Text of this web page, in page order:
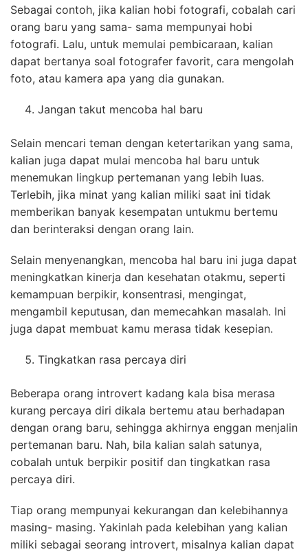
Sebagai contoh, jika kalian hobi fotografi, cobalah cari
orang baru yang sama- sama mempunyai hobi
fotografi. Lalu, untuk memulai pembicaraan, kalian
dapat bertanya soal fotografer favorit, cara mengolah
foto, atau kamera apa yang dia gunakan.
Jangan takut mencoba hal baru
Selain mencari teman dengan ketertarikan yang sama,
kalian juga dapat mulai mencoba hal baru untuk
menemukan lingkup pertemanan yang lebih luas.
Terlebih, jika minat yang kalian miliki saat ini tidak
memberikan banyak kesempatan untukmu bertemu
dan berinteraksi dengan orang lain.
Selain menyenangkan, mencoba hal baru ini juga dapat
meningkatkan kinerja dan kesehatan otakmu, seperti
kemampuan berpikir, konsentrasi, mengingat,
mengambil keputusan, dan memecahkan masalah. Ini
juga dapat membuat kamu merasa tidak kesepian.
Tingkatkan rasa percaya diri
Beberapa orang introvert kadang kala bisa merasa
kurang percaya diri dikala bertemu atau berhadapan
dengan orang baru, sehingga akhirnya enggan menjalin
pertemanan baru. Nah, bila kalian salah satunya,
cobalah untuk berpikir positif dan tingkatkan rasa
percaya diri.
Tiap orang mempunyai kekurangan dan kelebihannya
masing- masing. Yakinlah pada kelebihan yang kalian
miliki sebagai seorang introvert, misalnya kalian dapat